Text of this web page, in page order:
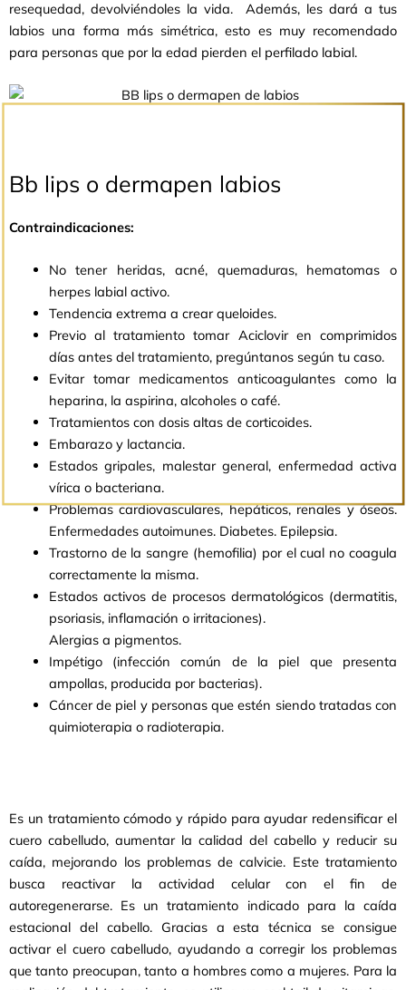
resequedad, devolviéndoles la vida. Además, les dará a tus
labios una forma más simétrica, esto es muy recomendado
para personas que por la edad pierden el perfilado labial.
Bb lips o dermapen labios
Contraindicaciones:
No tener heridas, acné, quemaduras, hematomas o
herpes labial activo.
Tendencia extrema a crear queloides.
Previo al tratamiento tomar Aciclovir en comprimidos
días antes del tratamiento, pregúntanos según tu caso.
Evitar tomar medicamentos anticoagulantes como la
heparina, la aspirina, alcoholes o café.
Tratamientos con dosis altas de corticoides.
Embarazo y lactancia.
Estados gripales, malestar general, enfermedad activa
vírica o bacteriana.
Problemas cardiovasculares, hepáticos, renales y óseos.
Enfermedades autoimunes. Diabetes. Epilepsia.
Trastorno de la sangre (hemofilia) por el cual no coagula
correctamente la misma.
Estados activos de procesos dermatológicos (dermatitis,
psoriasis, inflamación o irritaciones).
Alergias a pigmentos.
Impétigo (infección común de la piel que presenta
ampollas, producida por bacterias).
Cáncer de piel y personas que estén siendo tratadas con
quimioterapia o radioterapia.
Es un tratamiento cómodo y rápido para ayudar redensificar el
cuero cabelludo, aumentar la calidad del cabello y reducir su
caída, mejorando los problemas de calvicie. Este tratamiento
busca reactivar la actividad celular con el fin de
autoregenerarse. Es un tratamiento indicado para la caída
estacional del cabello. Gracias a esta técnica se consigue
activar el cuero cabelludo, ayudando a corregir los problemas
que tanto preocupan, tanto a hombres como a mujeres. Para la